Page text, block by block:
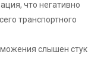
что негативно
транспортного
слышен стук